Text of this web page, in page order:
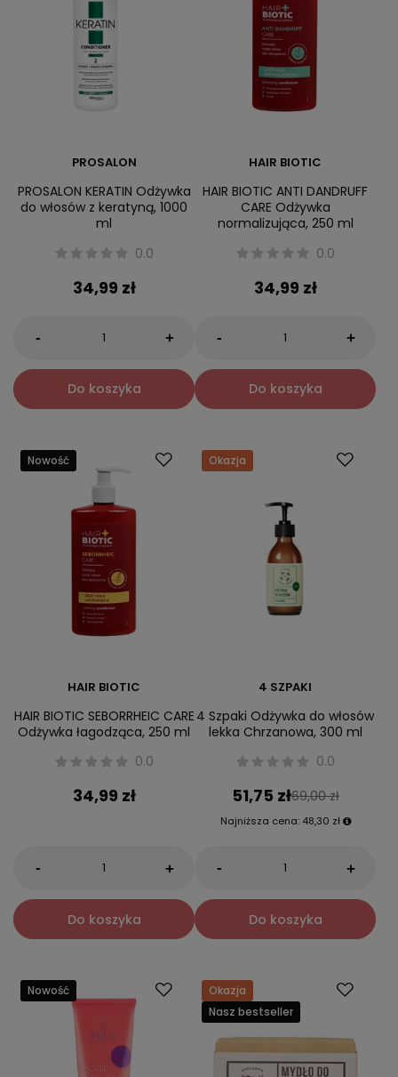
PROSALON
PROSALON KERATIN Odżywka
do włosów z keratyną, 1000
ml
0.0
34,99 zł
- +
Do koszyka
HAIR BIOTIC
HAIR BIOTIC ANTI DANDRUFF
CARE Odżywka
normalizująca, 250 ml
0.0
34,99 zł
- +
Do koszyka
Nowość
HAIR BIOTIC
HAIR BIOTIC SEBORRHEIC CARE
Odżywka łagodząca, 250 ml
0.0
34,99 zł
- +
Do koszyka
Okazja
4 SZPAKI
4 Szpaki Odżywka do włosów
lekka Chrzanowa, 300 ml
0.0
51,75 zł69,00 zł
Najniższa cena: 48,30 zł
- +
Do koszyka
Nowość
Okazja
Nasz bestseller